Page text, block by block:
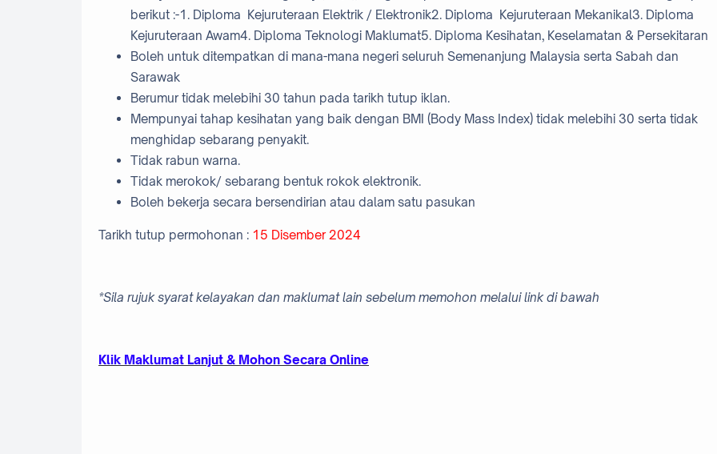
berikut :-1. Diploma Kejuruteraan Elektrik / Elektronik2. Diploma Kejuruteraan Mekanikal3. Diploma
Kejuruteraan Awam4. Diploma Teknologi Maklumat5. Diploma Kesihatan, Keselamatan & Persekitaran
Boleh untuk ditempatkan di mana-mana negeri seluruh Semenanjung Malaysia serta Sabah dan
Sarawak
Berumur tidak melebihi 30 tahun pada tarikh tutup iklan.
Mempunyai tahap kesihatan yang baik dengan BMI (Body Mass Index) tidak melebihi 30 serta tidak
menghidap sebarang penyakit.
Tidak rabun warna.
Tidak merokok/ sebarang bentuk rokok elektronik.
Boleh bekerja secara bersendirian atau dalam satu pasukan
Tarikh tutup permohonan : 15 Disember 2024
*Sila rujuk syarat kelayakan dan maklumat lain sebelum memohon melalui link di bawah
Klik Maklumat Lanjut & Mohon Secara Online